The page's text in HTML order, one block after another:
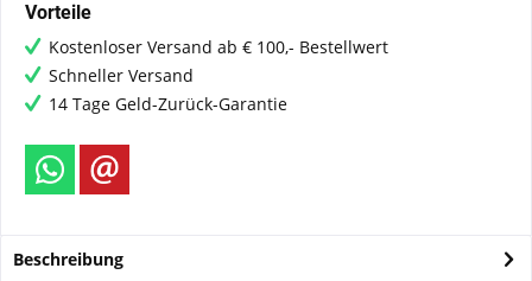
Vorteile
Kostenloser Versand ab € 100,- Bestellwert
Schneller Versand
14 Tage Geld-Zurück-Garantie
Beschreibung